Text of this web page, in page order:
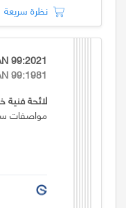
نظرة سريعة
99:2021
99:1981
لائحة فنية
مواصفات